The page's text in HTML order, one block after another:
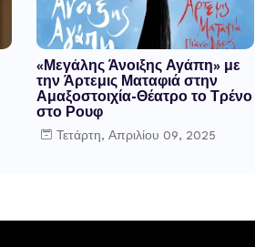
«Μεγάλης Άνοιξης Αγάπη» με
την Άρτεμις Ματαφιά στην
Αμαξοστοιχία-Θέατρο το Τρένο
στο Ρουφ
Τετάρτη, Απριλίου 09, 2025